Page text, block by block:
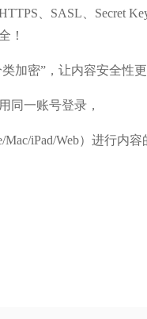
、SASL、Secret
！
加密”，让内容安全性更
同一账号登录，
Mac/iPad/Web）进行内